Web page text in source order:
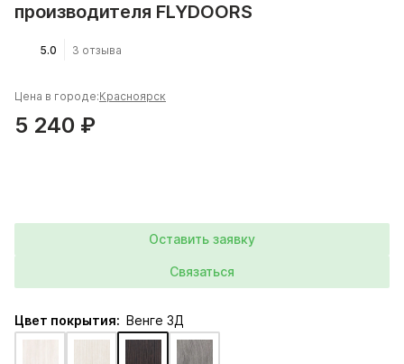
производителя FLYDOORS
5.0 3 отзыва
Цена в городе:Красноярск
5 240 ₽
Оставить заявку
Связаться
Цвет покрытия: Венге 3Д